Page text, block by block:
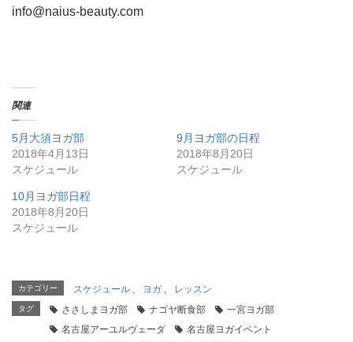
info@naius-beauty.com
関連
5月大須ヨガ部
2018年4月13日
スケジュール
9月ヨガ部の日程
2018年8月20日
スケジュール
10月ヨガ部日程
2018年8月20日
スケジュール
カテゴリー スケジュール 、 ヨガ 、 レッスン
タグ ささしまヨガ部 ナゴヤ断食部
一宮ヨガ部
名古屋アーユルヴェーダ
名古屋ヨガイベント